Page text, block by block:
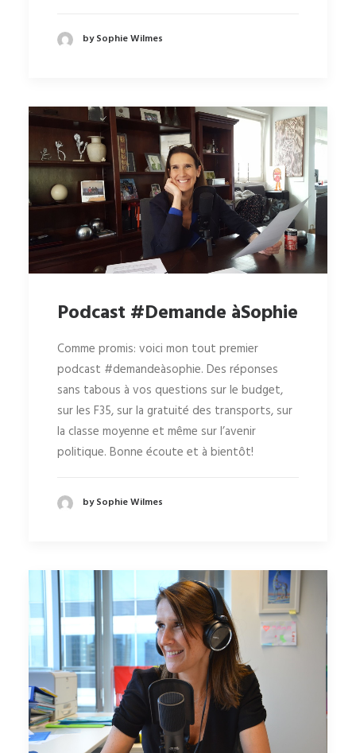
by Sophie Wilmes
Podcast #Demande àSophie
Comme promis: voici mon tout premier
podcast #demandeàsophie. Des réponses
sans tabous à vos questions sur le budget,
sur les F35, sur la gratuité des transports, sur
la classe moyenne et même sur l’avenir
politique. Bonne écoute et à bientôt!
by Sophie Wilmes